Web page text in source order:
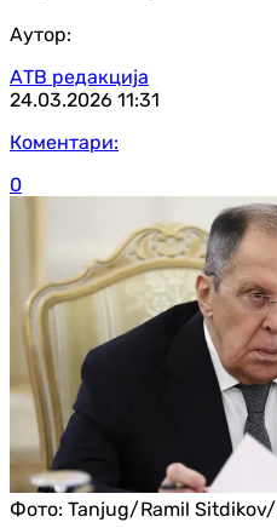
Аутор:
АТВ редакција
24.03.2026 11:31
Коментари:
0
Фото: Tanjug/Ramil